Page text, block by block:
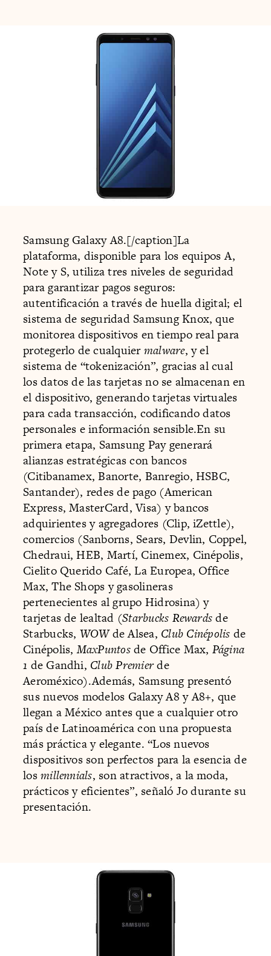
Samsung Galaxy A8.[/caption]La
plataforma, disponible para los equipos A,
Note y S, utiliza tres niveles de seguridad
para garantizar pagos seguros:
autentificación a través de huella digital; el
sistema de seguridad Samsung Knox, que
monitorea dispositivos en tiempo real para
protegerlo de cualquiermalware, y el
sistema de “tokenización”, gracias al cual
los datos de las tarjetas no se almacenan en
el dispositivo, generando tarjetas virtuales
para cada transacción, codificando datos
personales e información sensible.En su
primera etapa, Samsung Pay generará
alianzas estratégicas con bancos
(Citibanamex, Banorte, Banregio, HSBC,
Santander), redes de pago (American
Express, MasterCard, Visa) y bancos
adquirientes y agregadores (Clip, iZettle),
comercios (Sanborns, Sears, Devlin, Coppel,
Chedraui, HEB, Martí, Cinemex, Cinépolis,
Cielito Querido Café, La Europea, Office
Max, The Shops y gasolineras
pertenecientes al grupo Hidrosina) y
tarjetas de lealtad (Starbucks Rewardsde
Starbucks, WOWde Alsea, Club Cinépolis de
Cinépolis,MaxPuntosde Office Max, Página
1 de Gandhi, Club Premierde
Aeroméxico).Además, Samsung presentó
sus nuevos modelos Galaxy A8 y A8+, que
llegan a México antes que a cualquier otro
país de Latinoamérica con una propuesta
más práctica y elegante. “Los nuevos
dispositivos son perfectos para la esencia de
losmillennials, son atractivos, a la moda,
prácticos y eficientes”, señaló Jo durante su
presentación.